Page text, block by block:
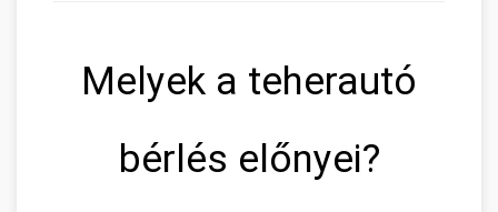
Melyek a teherautó
bérlés előnyei?